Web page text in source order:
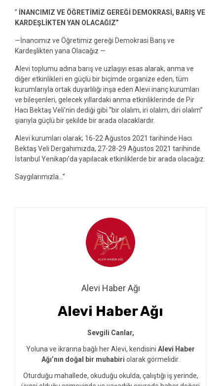
” İNANCIMIZ VE ÖĞRETİMİZ GEREĞİ DEMOKRASİ, BARIŞ VE
KARDEŞLİKTEN YAN OLACAĞIZ”
—İnancımız ve Öğretimiz gereği Demokrasi Barış ve
Kardeşlikten yana Olacağız —
Alevi toplumu adına barış ve uzlaşıyı esas alarak, anma ve
diğer etkinlikleri en güçlü bir biçimde organize eden, tüm
kurumlarıyla ortak duyarlılığı inşa eden Alevi inanç kurumları
ve bileşenleri, gelecek yıllardaki anma etkinliklerinde de Pir
Hacı Bektaş Veli’nin dediği gibi “bir olalım, iri olalım, diri olalım”
şiarıyla güçlü bir şekilde bir arada olacaklardır.
Alevi kurumları olarak; 16-22 Ağustos 2021 tarihinde Hacı
Bektaş Veli Dergahımızda, 27-28-29 Ağustos 2021 tarihinde
İstanbul Yenikapı’da yapılacak etkinliklerde bir arada olacağız.
Saygılarımızla…”
Alevi Haber Ağı
Alevi Haber Ağı
Sevgili Canlar,
Yoluna ve ikrarına bağlı her Alevi, kendisini Alevi Haber
Ağı’nın doğal bir muhabiri olarak görmelidir.
Oturduğu mahallede, okuduğu okulda, çalıştığı iş yerinde,